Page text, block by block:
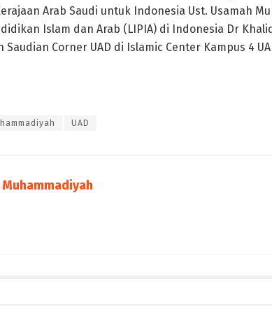
Arab Saudi untuk Indonesia Ust. Usamah
Islam dan Arab (LIPIA) di Indonesia Dr
Corner UAD di Islamic Center Kampus 4
UAD